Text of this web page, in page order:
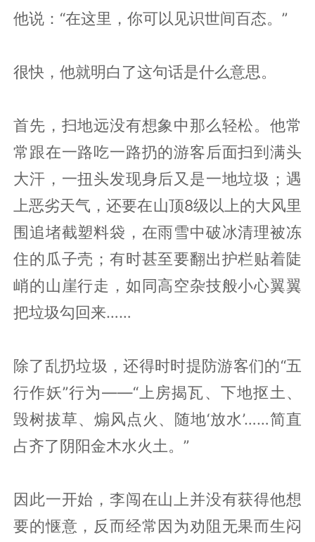
他说：“在这里，你可以见识世间百态。”
很快，他就明白了这句话是什么意思。
首先，扫地远没有想象中那么轻松。他常
常跟在一路吃一路扔的游客后面扫到满头
大汗，一扭头发现身后又是一地垃圾；遇
上恶劣天气，还要在山顶8级以上的大风里
围追堵截塑料袋，在雨雪中破冰清理被冻
住的瓜子壳；有时甚至要翻出护栏贴着陡
峭的山崖行走，如同高空杂技般小心翼翼
把垃圾勾回来……
除了乱扔垃圾，还得时时提防游客们的“五
行作妖”行为——“上房揭瓦、下地抠土、
毁树拔草、煽风点火、随地‘放水’……简直
占齐了阴阳金木水火土。”
因此一开始，李闯在山上并没有获得他想
要的惬意，反而经常因为劝阻无果而生闷